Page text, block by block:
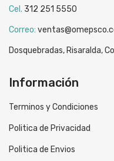
Cel. 312 251 5550
Correo:
Dosquebradas, Risaralda,
Información
Terminos y Condiciones
Politica de Privacidad
Politica de Envios